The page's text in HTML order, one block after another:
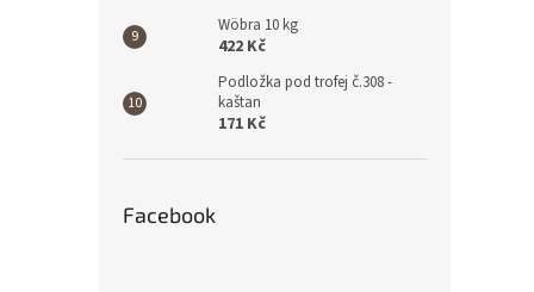
Wöbra 10 kg
422 Kč
Podložka pod trofej č.308 -
kaštan
171 Kč
Facebook